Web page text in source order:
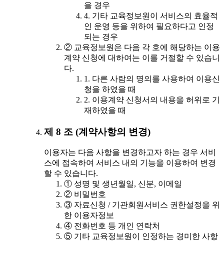
을 경우
4. 기타 교육정보원이 서비스의 효율적
인 운영 등을 위하여 필요하다고 인정
되는 경우
② 교육정보원은 다음 각 호에 해당하는 이용
계약 신청에 대하여는 이를 거절할 수 있습니
다.
1. 다른 사람의 명의를 사용하여 이용신
청을 하였을 때
2. 이용계약 신청서의 내용을 허위로 기
재하였을 때
제 8 조 (계약사항의 변경)
이용자는 다음 사항을 변경하고자 하는 경우 서비
스에 접속하여 서비스 내의 기능을 이용하여 변경
할 수 있습니다.
① 성명 및 생년월일, 신분, 이메일
② 비밀번호
③ 자료신청 / 기관회원서비스 권한설정을 위
한 이용자정보
④ 전화번호 등 개인 연락처
⑤ 기타 교육정보원이 인정하는 경미한 사항